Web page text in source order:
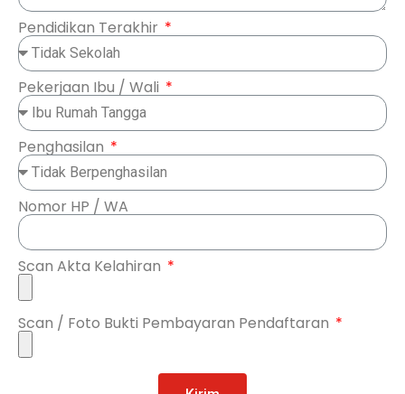
Pendidikan Terakhir
Pekerjaan Ibu / Wali
Penghasilan
Nomor HP / WA
Scan Akta Kelahiran
Scan / Foto Bukti Pembayaran Pendaftaran